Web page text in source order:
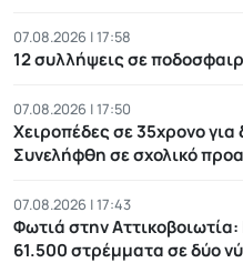
07.08.2026 | 17:58
12 συλλήψεις σε
07.08.2026 | 17:50
Χειροπέδες σε 35χρονο
Συνελήφθη σε σχολικό
07.08.2026 | 17:43
Φωτιά στην
61.500 στρέμματα σε δύο